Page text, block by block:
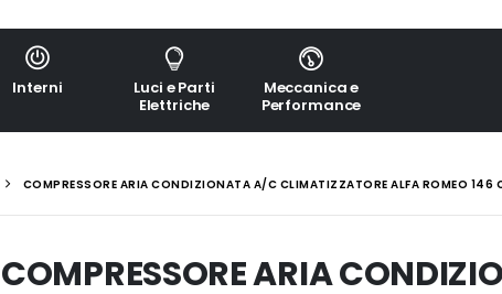
Interni
Luci e Parti
Elettriche
Meccanica e
Performance
COMPRESSORE ARIA CONDIZIONATA A/C CLIMATIZZATORE ALFA ROMEO
COMPRESSORE ARIA